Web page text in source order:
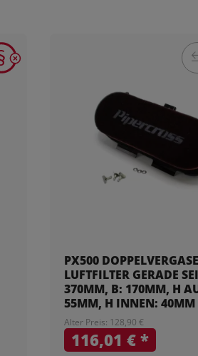
PX500
LUFTFILTER GERADE
370MM, B: 170MM, H
5MM, H INNEN: 40MM
Alter Preis: 128,90 €
116,01 €*